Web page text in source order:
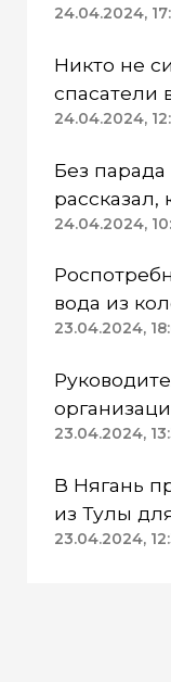
режим
24.04.2024,
Никто не
спасатели
работают в
24.04.2024,
Без парада
24.04.2024,
вода из
Казанском
23.04.2024,
23.04.2024,
В Нягань
из Тулы для обследования
ДК «Геолог»
23.04.2024,